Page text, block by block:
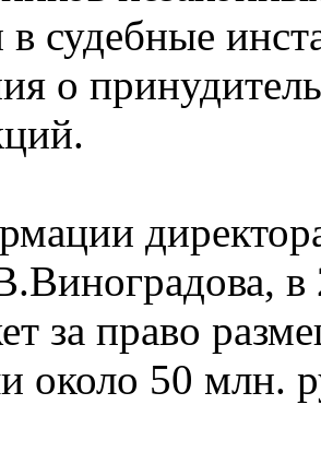
в судебные
о
в
за право
около 50 млн.